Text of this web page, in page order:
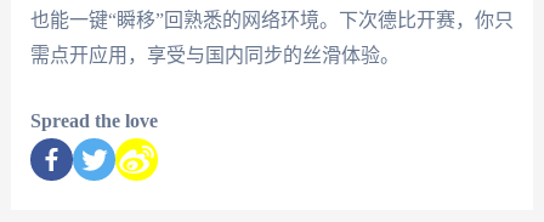
也能一键“瞬移”回熟悉的网络环境。下次德比开赛，你只
需点开应用，享受与国内同步的丝滑体验。
Spread the love